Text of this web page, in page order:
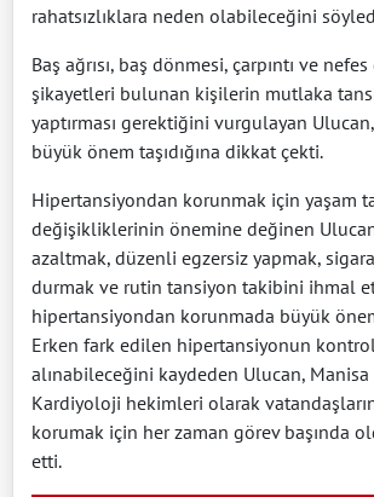
rahatsızlıklara neden olabileceğini
Baş ağrısı, baş dönmesi, çarpıntı ve
şikayetleri bulunan kişilerin mutlaka
yaptırması gerektiğini vurgulayan
büyük önem taşıdığına dikkat çekti.
Hipertansiyondan korunmak için yaşam
değişikliklerinin önemine değinen
azaltmak, düzenli egzersiz yapmak,
durmak ve rutin tansiyon takibini ihmal
hipertansiyondan korunmada büyük
Erken fark edilen hipertansiyonun
alınabileceğini kaydeden Ulucan,
Kardiyoloji hekimleri olarak vatandaşların
korumak için her zaman görev başında
etti.